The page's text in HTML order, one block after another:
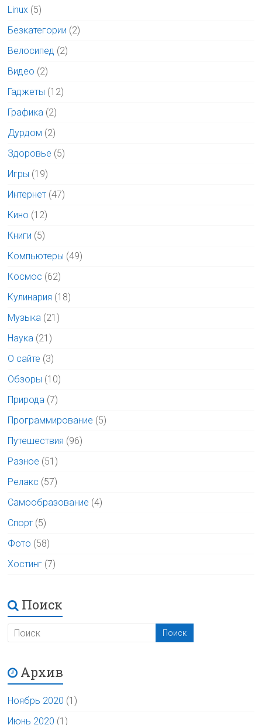
Linux (5)
Безкатегории (2)
Велосипед (2)
Видео (2)
Гаджеты (12)
Графика (2)
Дурдом (2)
Здоровье (5)
Игры (19)
Интернет (47)
Кино (12)
Книги (5)
Компьютеры (49)
Космос (62)
Кулинария (18)
Музыка (21)
Наука (21)
О сайте (3)
Обзоры (10)
Природа (7)
Программирование (5)
Путешествия (96)
Разное (51)
Релакс (57)
Самообразование (4)
Спорт (5)
Фото (58)
Хостинг (7)
Поиск
Архив
Ноябрь 2020 (1)
Июнь 2020 (1)